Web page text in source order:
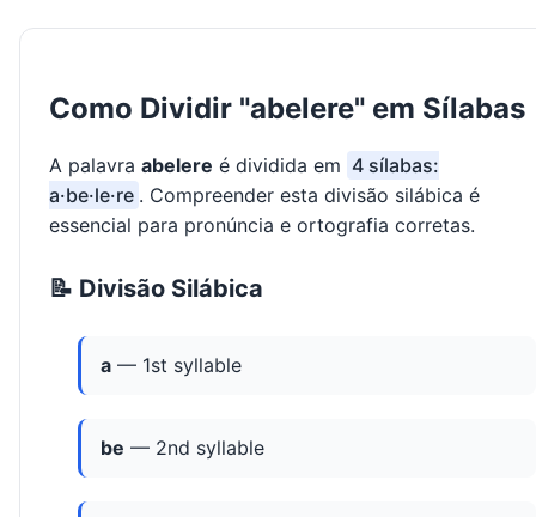
Como Dividir "abelere" em Sílabas
A palavra abelere é dividida em 4 sílabas:
a·be·le·re . Compreender esta divisão silábica é
essencial para pronúncia e ortografia corretas.
📝 Divisão Silábica
a — 1st syllable
be — 2nd syllable